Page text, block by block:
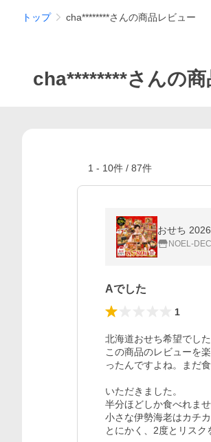
トップ cha********さんの商品レビュー
cha********さんの
1 - 10件 / 87件
おせち
NOEL-
Aでした
1
北海道おせち希望でし
この商品のレビューを
ったんですよね。まだ
いただきました。
半分ほどしか食べれませ
小さな伊勢海老はカチ
とにかく、2度とリスク